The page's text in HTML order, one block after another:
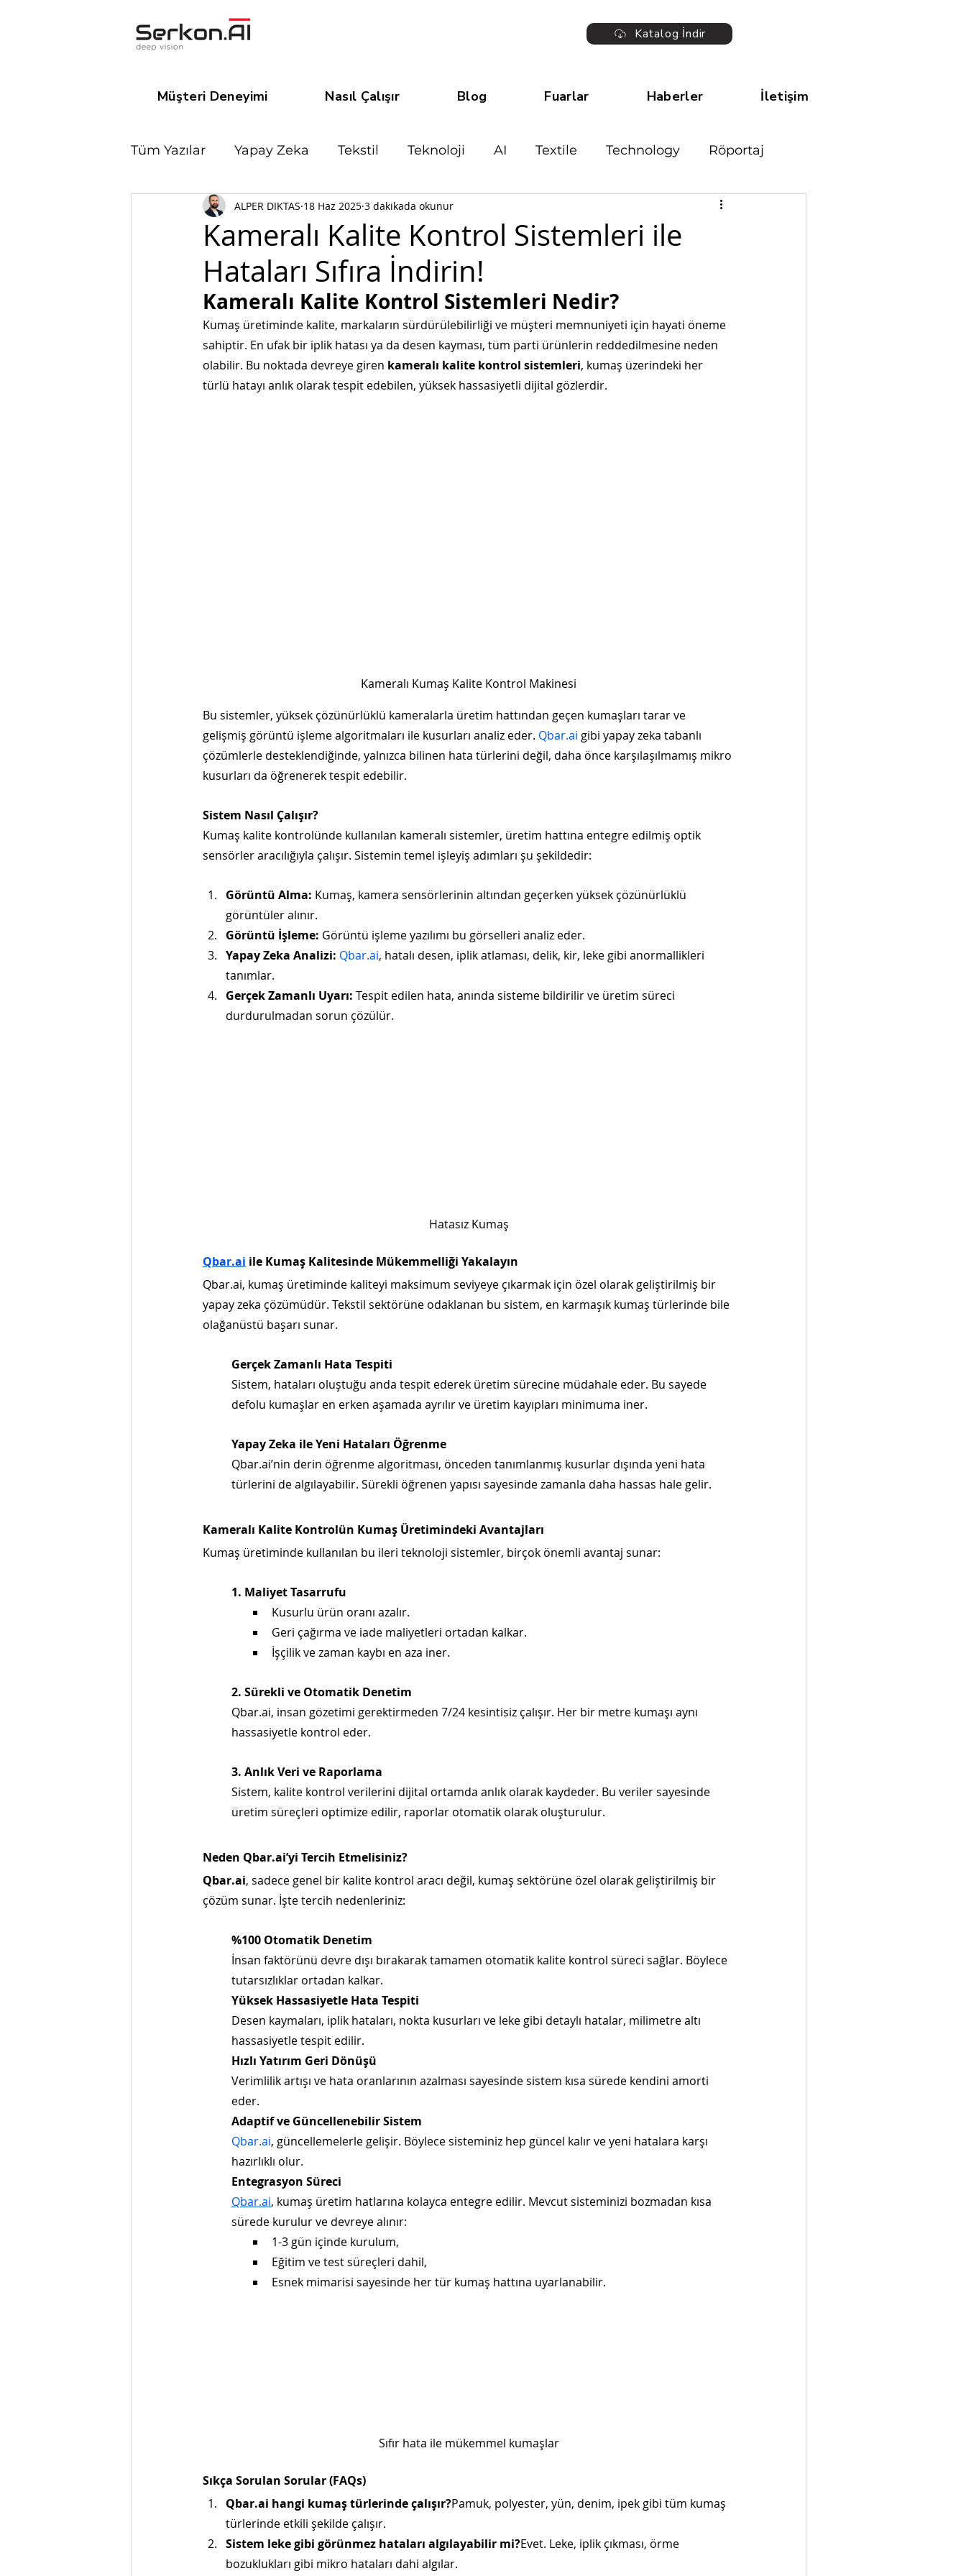
Müşteri Deneyimi Nasıl Çalışır Blog Fuarlar Haberler İletişim
Katalog İndir
Tüm Yazılar Yapay Zeka Tekstil Teknoloji AI Textile Technology Röportaj
Nörobilim Kişisel gelişim
Kameralı Kalite Kontrol Sistemleri ile
Hataları Sıfıra İndirin!
ALPER DIKTAS 18 Haz 2025 3 dakikada okunur
Kameralı Kalite Kontrol Sistemleri Nedir?
Kumaş üretiminde kalite, markaların sürdürülebilirliği ve müşteri memnuniyeti için hayati öneme
sahiptir. En ufak bir iplik hatası ya da desen kayması, tüm parti ürünlerin reddedilmesine neden
olabilir. Bu noktada devreye giren kameralı kalite kontrol sistemleri, kumaş üzerindeki her
türlü hatayı anlık olarak tespit edebilen, yüksek hassasiyetli dijital gözlerdir.
Kameralı Kumaş Kalite Kontrol Makinesi
Bu sistemler, yüksek çözünürlüklü kameralarla üretim hattından geçen kumaşları tarar ve
gelişmiş görüntü işleme algoritmaları ile kusurları analiz eder. Qbar.ai gibi yapay zeka tabanlı
çözümlerle desteklendiğinde, yalnızca bilinen hata türlerini değil, daha önce karşılaşılmamış mikro
kusurları da öğrenerek tespit edebilir.
Sistem Nasıl Çalışır?
Kumaş kalite kontrolünde kullanılan kameralı sistemler, üretim hattına entegre edilmiş optik
sensörler aracılığıyla çalışır. Sistemin temel işleyiş adımları şu şekildedir:
Görüntü Alma: Kumaş, kamera sensörlerinin altından geçerken yüksek çözünürlüklü
görüntüler alınır.
Görüntü İşleme: Görüntü işleme yazılımı bu görselleri analiz eder.
Yapay Zeka Analizi: Qbar.ai, hatalı desen, iplik atlaması, delik, kir, leke gibi anormallikleri
tanımlar.
Gerçek Zamanlı Uyarı: Tespit edilen hata, anında sisteme bildirilir ve üretim süreci
durdurulmadan sorun çözülür.
Hatasız Kumaş
Qbar.ai ile Kumaş Kalitesinde Mükemmelliği Yakalayın
Qbar.ai, kumaş üretiminde kaliteyi maksimum seviyeye çıkarmak için özel olarak geliştirilmiş bir
yapay zeka çözümüdür. Tekstil sektörüne odaklanan bu sistem, en karmaşık kumaş türlerinde bile
olağanüstü başarı sunar.
Gerçek Zamanlı Hata Tespiti
Sistem, hataları oluştuğu anda tespit ederek üretim sürecine müdahale eder. Bu sayede
defolu kumaşlar en erken aşamada ayrılır ve üretim kayıpları minimuma iner.
Yapay Zeka ile Yeni Hataları Öğrenme
Qbar.ai’nin derin öğrenme algoritması, önceden tanımlanmış kusurlar dışında yeni hata
türlerini de algılayabilir. Sürekli öğrenen yapısı sayesinde zamanla daha hassas hale gelir.
Kameralı Kalite Kontrolün Kumaş Üretimindeki Avantajları
Kumaş üretiminde kullanılan bu ileri teknoloji sistemler, birçok önemli avantaj sunar:
1. Maliyet Tasarrufu
Kusurlu ürün oranı azalır.
Geri çağırma ve iade maliyetleri ortadan kalkar.
İşçilik ve zaman kaybı en aza iner.
2. Sürekli ve Otomatik Denetim
Qbar.ai, insan gözetimi gerektirmeden 7/24 kesintisiz çalışır. Her bir metre kumaşı aynı
hassasiyetle kontrol eder.
3. Anlık Veri ve Raporlama
Sistem, kalite kontrol verilerini dijital ortamda anlık olarak kaydeder. Bu veriler sayesinde
üretim süreçleri optimize edilir, raporlar otomatik olarak oluşturulur.
Neden Qbar.ai’yi Tercih Etmelisiniz?
Qbar.ai, sadece genel bir kalite kontrol aracı değil, kumaş sektörüne özel olarak geliştirilmiş bir
çözüm sunar. İşte tercih nedenleriniz:
%100 Otomatik Denetim
İnsan faktörünü devre dışı bırakarak tamamen otomatik kalite kontrol süreci sağlar. Böylece
tutarsızlıklar ortadan kalkar.
Yüksek Hassasiyetle Hata Tespiti
Desen kaymaları, iplik hataları, nokta kusurları ve leke gibi detaylı hatalar, milimetre altı
hassasiyetle tespit edilir.
Hızlı Yatırım Geri Dönüşü
Verimlilik artışı ve hata oranlarının azalması sayesinde sistem kısa sürede kendini amorti
eder.
Adaptif ve Güncellenebilir Sistem
Qbar.ai, güncellemelerle gelişir. Böylece sisteminiz hep güncel kalır ve yeni hatalara karşı
hazırlıklı olur.
Entegrasyon Süreci
Qbar.ai, kumaş üretim hatlarına kolayca entegre edilir. Mevcut sisteminizi bozmadan kısa
sürede kurulur ve devreye alınır:
1-3 gün içinde kurulum,
Eğitim ve test süreçleri dahil,
Esnek mimarisi sayesinde her tür kumaş hattına uyarlanabilir.
Sıfır hata ile mükemmel kumaşlar
Sıkça Sorulan Sorular (FAQs)
Qbar.ai hangi kumaş türlerinde çalışır?Pamuk, polyester, yün, denim, ipek gibi tüm kumaş
türlerinde etkili şekilde çalışır.
Sistem leke gibi görünmez hataları algılayabilir mi?Evet. Leke, iplik çıkması, örme
bozuklukları gibi mikro hataları dahi algılar.